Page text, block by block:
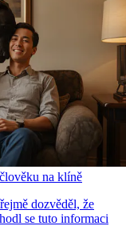
na klíně
dozvěděl, že
se tuto informaci